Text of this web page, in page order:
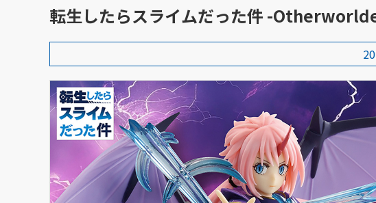
転生したらスライムだった件 -